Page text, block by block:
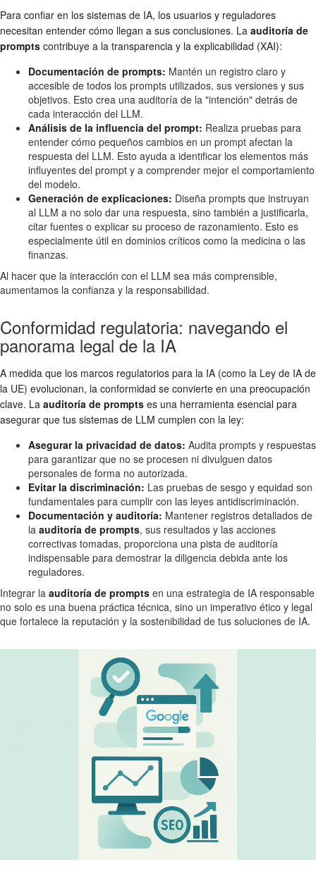
Para confiar en los sistemas de IA, los usuarios y reguladores
necesitan entender cómo llegan a sus conclusiones. La auditoría de
prompts contribuye a la transparencia y la explicabilidad (XAI):
Documentación de prompts: Mantén un registro claro y
accesible de todos los prompts utilizados, sus versiones y sus
objetivos. Esto crea una auditoría de la "intención" detrás de
cada interacción del LLM.
Análisis de la influencia del prompt: Realiza pruebas para
entender cómo pequeños cambios en un prompt afectan la
respuesta del LLM. Esto ayuda a identificar los elementos más
influyentes del prompt y a comprender mejor el comportamiento
del modelo.
Generación de explicaciones: Diseña prompts que instruyan
al LLM a no solo dar una respuesta, sino también a justificarla,
citar fuentes o explicar su proceso de razonamiento. Esto es
especialmente útil en dominios críticos como la medicina o las
finanzas.
Al hacer que la interacción con el LLM sea más comprensible,
aumentamos la confianza y la responsabilidad.
Conformidad regulatoria: navegando el
panorama legal de la IA
A medida que los marcos regulatorios para la IA (como la Ley de IA de
la UE) evolucionan, la conformidad se convierte en una preocupación
clave. La auditoría de prompts es una herramienta esencial para
asegurar que tus sistemas de LLM cumplen con la ley:
Asegurar la privacidad de datos: Audita prompts y respuestas
para garantizar que no se procesen ni divulguen datos
personales de forma no autorizada.
Evitar la discriminación: Las pruebas de sesgo y equidad son
fundamentales para cumplir con las leyes antidiscriminación.
Documentación y auditoría: Mantener registros detallados de
la auditoría de prompts, sus resultados y las acciones
correctivas tomadas, proporciona una pista de auditoría
indispensable para demostrar la diligencia debida ante los
reguladores.
Integrar la auditoría de prompts en una estrategia de IA responsable
no solo es una buena práctica técnica, sino un imperativo ético y legal
que fortalece la reputación y la sostenibilidad de tus soluciones de IA.